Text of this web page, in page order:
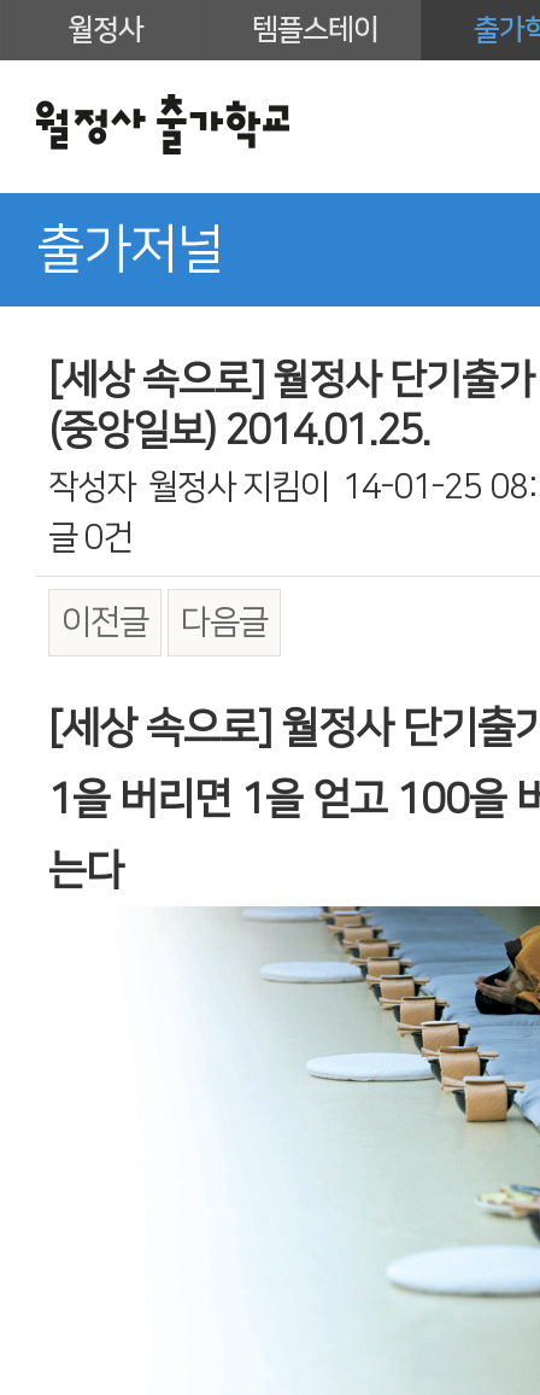
월정사 템플스테이 출가
출가저널
[세상 속으로] 월정사 단기출
(중앙일보) 2014.01.25.
작성자 월정사 지킴이
14-01-25
글 0건
이전글 다음글
본문
[세상 속으로] 월정사 단기출
1을 버리면 1을 얻고 100을
는다